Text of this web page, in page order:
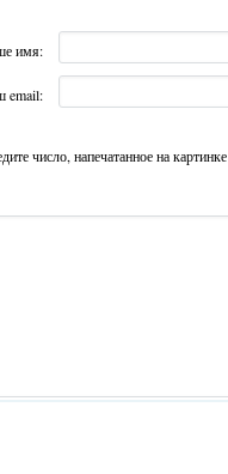
имя:
email:
число, напечатанное на картинке